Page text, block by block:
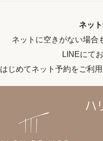
ネッ
ネットに空きがない場合
LINEにて
はじめてネット予約をご利